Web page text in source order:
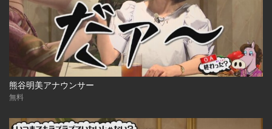
熊谷明美アナウンサー
無料